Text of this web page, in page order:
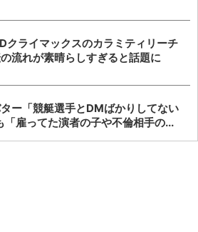
クライマックスのカラミティリーチ
流れが素晴らしすぎると話題に
ター「競艇選手とDMばかりしてない
「雇ってた演者の子や不倫相手の...